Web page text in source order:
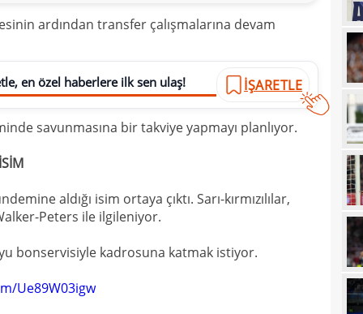
ardından transfer çalışmalarına devam
en özel haberlere ilk sen ulaş! İŞARETLE
savunmasına bir takviye yapmayı planlıyor.
aldığı isim ortaya çıktı. Sarı-kırmızılılar,
Peters ile ilgileniyor.
bonservisiyle kadrosuna katmak istiyor.
Ue89W03igw
5
aldı
kattı